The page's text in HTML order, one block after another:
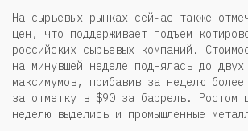
На сырьевых рынках сейчас также
цен, что поддерживает подъем
российских сырьевых компаний.
на минувшей неделе поднялась до двух
максимумов, прибавив за неделю
за отметку в $90 за баррель. Ростом
неделю выделись и промышленные